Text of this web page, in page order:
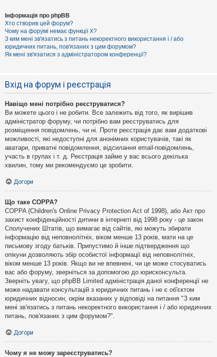
Інформація про phpBB
Хто створив цей форум?
Чому на форумі немає функції X?
З ким мені зв'язатись з питань некоректного використання і / або
юридичних питань, пов'язаних з цим форумом?
Як мені зв'язатися з адміністратором конференції?
Вхід на форум і реєстрація
Навіщо мені потрібно реєструватися?
Ви можете цього і не робити. Все залежить від того, як вирішив
адміністратор форуму, чи потрібно вам реєструватись для
розміщення повідомлень, чи ні. Проте реєстрація дає вам додаткові
можливості, які недоступні для анонімних користувачів, такі як
аватари, приватні повідомлення, відсилання email-повідомлень,
участь в групах і т. д. Реєстрація займе у вас всього декілька
хвилин, тому ми рекомендуємо це зробити.
Догори
Що таке COPPA?
COPPA (Children's Online Privacy Protection Act of 1998), або Акт про
захист конфіденційності дитини в інтернеті від 1998 року - це закон
Сполучених Штатів, що вимагає від сайтів, які можуть збирати
інформацію від неповнолітніх, віком менше 13 років, мати на це
письмову згоду батьків. Припустимо й інше підтвердження що
опікуни дозволяють збір особистої інформації від неповнолітніх,
віком менше 13 років. Якщо ви не впевнені, чи це може стосуватись
вас або форуму, зверніться за допомогою до юрисконсульта.
Зверніть увагу, що phpBB Limited адміністрація даної конференції не
може надавати консультацій з юридичних питань і не є об'єктом
юридичних відносин, окрім вказаних у відповіді на питання "З ким
мені зв'язатись з питань некоректного використання і / або юридичних
питань, пов'язаних з цим форумом?".
Догори
Чому я не можу зареєструватись?